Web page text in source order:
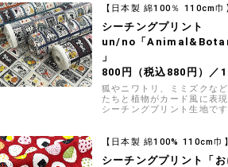
【日本製 綿100％ 110cm巾
シーチングプリント
un/no「
」
800円（税込880円）／
狐やニワトリ、ミミズクな
たちと植物がカード風に表
シーチングプリント生地です
【日本製 綿100% 110cm巾】
シーチングプリント「お